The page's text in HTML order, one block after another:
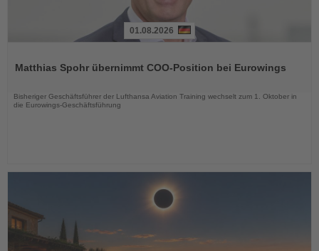
die
01.08.2026
Matthias Spohr übernimmt COO-Position bei Eurowings
Bisheriger Geschäftsführer der Lufthansa Aviation Training wechselt zum 1. Oktober in
die Eurowings-Geschäftsführung